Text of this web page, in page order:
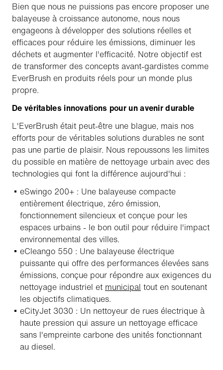
Bien que nous ne puissions pas encore proposer une
balayeuse à croissance autonome, nous nous
engageons à développer des solutions réelles et
efficaces pour réduire les émissions, diminuer les
déchets et augmenter l'efficacité. Notre objectif est
de transformer des concepts avant-gardistes comme
EverBrush en produits réels pour un monde plus
propre.
De véritables innovations pour un avenir durable
L'EverBrush était peut-être une blague, mais nos
efforts pour de véritables solutions durables ne sont
pas une partie de plaisir. Nous repoussons les limites
du possible en matière de nettoyage urbain avec des
technologies qui font la différence aujourd'hui :
eSwingo 200+ : Une balayeuse compacte
entièrement électrique, zéro émission,
fonctionnement silencieux et conçue pour les
espaces urbains - le bon outil pour réduire l'impact
environnemental des villes.
eCleango 550 : Une balayeuse électrique
puissante qui offre des performances élevées sans
émissions, conçue pour répondre aux exigences du
nettoyage industriel et municipal tout en soutenant
les objectifs climatiques.
eCityJet 3030 : Un nettoyeur de rues électrique à
haute pression qui assure un nettoyage efficace
sans l'empreinte carbone des unités fonctionnant
au diesel.